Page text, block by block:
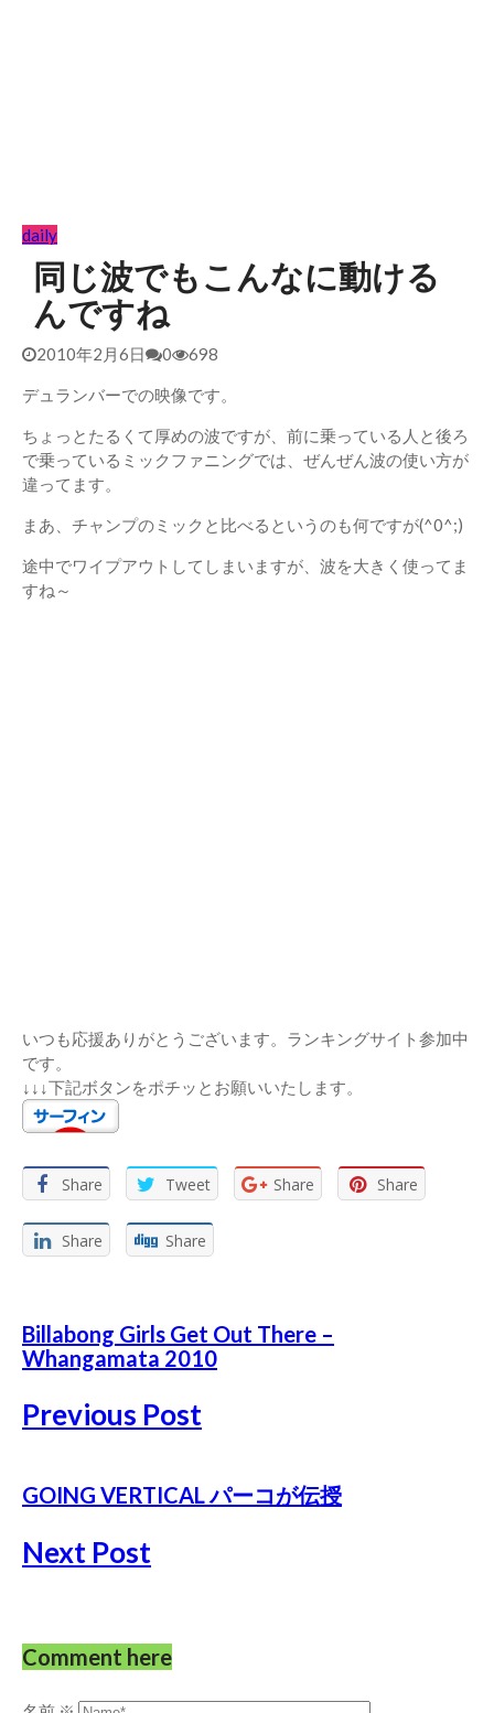
daily
同じ波でもこんなに動ける
んですね
2010年2月6日 0 698
デュランバーでの映像です。
ちょっとたるくて厚めの波ですが、前に乗っている人と後ろ
で乗っているミックファニングでは、ぜんぜん波の使い方が
違ってます。
まあ、チャンプのミックと比べるというのも何ですが(^0^;)
途中でワイプアウトしてしまいますが、波を大きく使ってま
すね～
いつも応援ありがとうございます。ランキングサイト参加中
です。
↓↓↓下記ボタンをポチッとお願いいたします。
Share Tweet Share Share
Share Share
Billabong Girls Get Out There –
Whangamata 2010
Previous Post
GOING VERTICAL パーコが伝授
Next Post
Comment here